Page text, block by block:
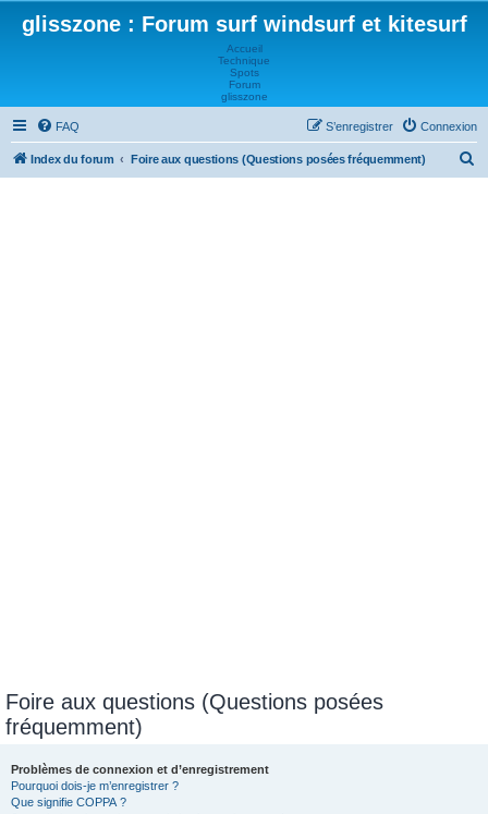
glisszone : Forum surf windsurf et kitesurf
Accueil
Technique
Spots
Forum
glisszone
FAQ Connexion
S’enregistrer
Index du forum Foire aux questions (Questions posées fréquemment)
Foire aux questions (Questions posées
fréquemment)
Problèmes de connexion et d’enregistrement
Pourquoi dois-je m’enregistrer ?
Que signifie COPPA ?